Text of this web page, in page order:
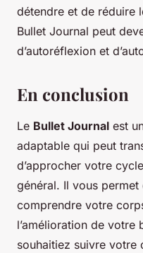
détendre et de réduire
Bullet Journal peut
d’autoréflexion et
En conclusion
Le Bullet Journal est
adaptable qui peut
d’approcher votre
général. Il vous
comprendre votre
l’amélioration de votre
souhaitiez suivre votre